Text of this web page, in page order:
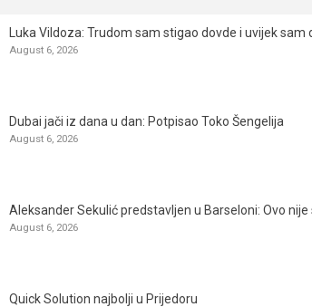
Luka Vildoza: Trudom sam stigao dovde i uvijek
August 6, 2026
Dubai jači iz dana u dan: Potpisao Toko Šengelija
August 6, 2026
Aleksander Sekulić predstavljen u Barseloni: Ovo nije
August 6, 2026
Quick Solution najbolji u Prijedoru